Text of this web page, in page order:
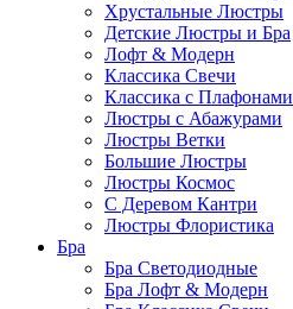
Хрустальные Люстры
Детские Люстры и Бра
Лофт & Модерн
Классика Свечи
Классика с Плафонами
Люстры с Абажурами
Люстры Ветки
Большие Люстры
Люстры Космос
С Деревом Кантри
Люстры Флористика
Бра
Бра Светодиодные
Бра Лофт & Модерн